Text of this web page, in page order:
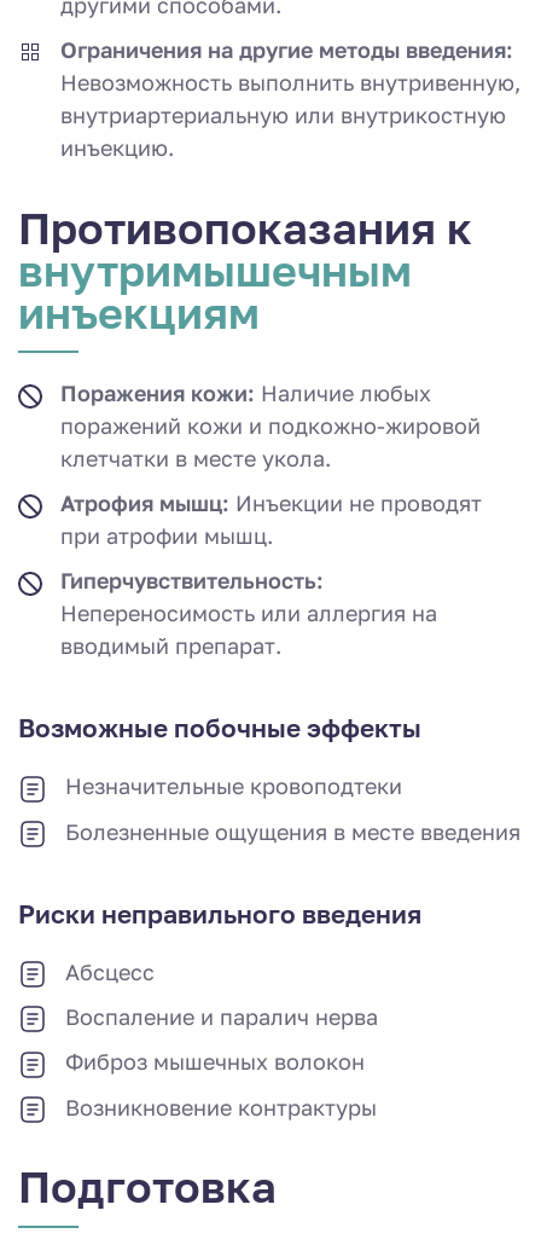
Ограничения на другие методы введения:
Невозможность выполнить внутривенную,
внутриартериальную или внутрикостную
инъекцию.
Противопоказа­ния к
внутримышеч­ным
инъекциям
Поражения кожи: Наличие любых
поражений кожи и подкожно-жировой
клетчатки в месте укола.
Атрофия мышц: Инъекции не проводят
при атрофии мышц.
Гиперчувствительность:
Непереносимость или аллергия на
вводимый препарат.
Возможные побочные эффекты
Незначительные кровоподтеки
Болезненные ощущения в месте введения
Риски неправильного введения
Абсцесс
Воспаление и паралич нерва
Фиброз мышечных волокон
Возникновение контрактуры
Подготовка